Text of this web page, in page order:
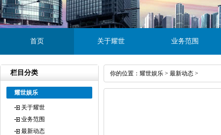
首页 关于耀世 业务范围
栏目分类
耀世娱乐
关于耀世
业务范围
最新动态
你的位置： 耀世娱乐 > 最新动态 >